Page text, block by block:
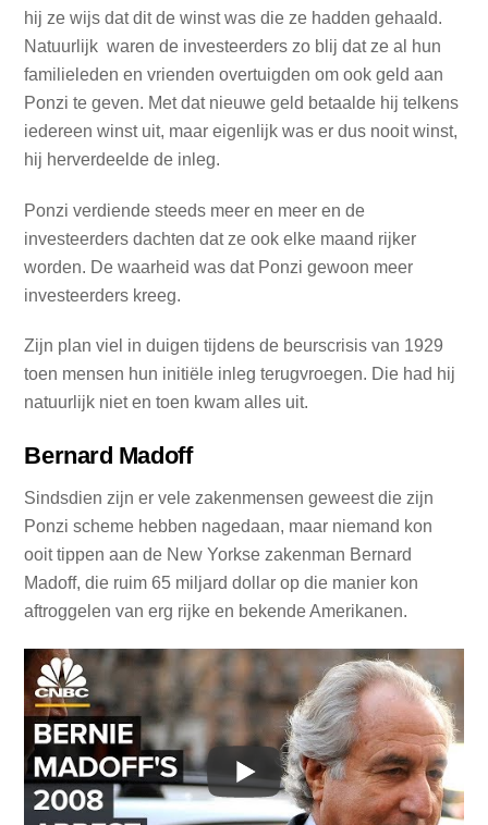
hij ze wijs dat dit de winst was die ze hadden gehaald.
Natuurlijk waren de investeerders zo blij dat ze al hun
familieleden en vrienden overtuigden om ook geld aan
Ponzi te geven. Met dat nieuwe geld betaalde hij telkens
iedereen winst uit, maar eigenlijk was er dus nooit winst,
hij herverdeelde de inleg.
Ponzi verdiende steeds meer en meer en de
investeerders dachten dat ze ook elke maand rijker
worden. De waarheid was dat Ponzi gewoon meer
investeerders kreeg.
Zijn plan viel in duigen tijdens de beurscrisis van 1929
toen mensen hun initiële inleg terugvroegen. Die had hij
natuurlijk niet en toen kwam alles uit.
Bernard Madoff
Sindsdien zijn er vele zakenmensen geweest die zijn
Ponzi scheme hebben nagedaan, maar niemand kon
ooit tippen aan de New Yorkse zakenman Bernard
Madoff, die ruim 65 miljard dollar op die manier kon
aftroggelen van erg rijke en bekende Amerikanen.